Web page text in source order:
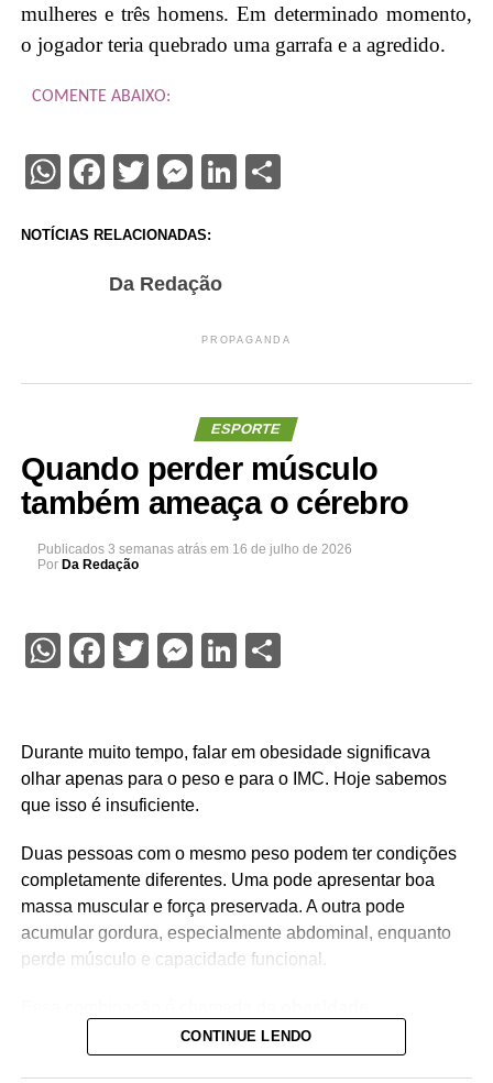
mulheres e três homens. Em determinado momento,
o jogador teria quebrado uma garrafa e a agredido.
COMENTE ABAIXO:
WhatsApp
Facebook
Twitter
Messenger
LinkedIn
Share
NOTÍCIAS RELACIONADAS:
Da Redação
PROPAGANDA
ESPORTE
Quando perder músculo
também ameaça o cérebro
Publicados 3 semanas atrás em 16 de julho de 2026
Por Da Redação
WhatsApp
Facebook
Twitter
Messenger
LinkedIn
Share
Durante muito tempo, falar em obesidade significava
olhar apenas para o peso e para o IMC. Hoje sabemos
que isso é insuficiente.
Duas pessoas com o mesmo peso podem ter condições
completamente diferentes. Uma pode apresentar boa
massa muscular e força preservada. A outra pode
acumular gordura, especialmente abdominal, enquanto
perde músculo e capacidade funcional.
CONTINUE LENDO